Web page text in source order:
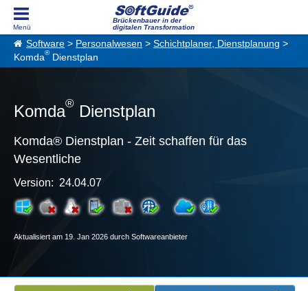
Brückenbauer in der
digitalen Transformation
Software > Personalwesen > Schichtplaner, Dienstplanung >
Komda® Dienstplan
Komda® Dienstplan
Komda® Dienstplan - Zeit schaffen für das
Wesentliche
Version: 24.04.07
Aktualisiert am 19. Jan 2026 durch Softwareanbieter